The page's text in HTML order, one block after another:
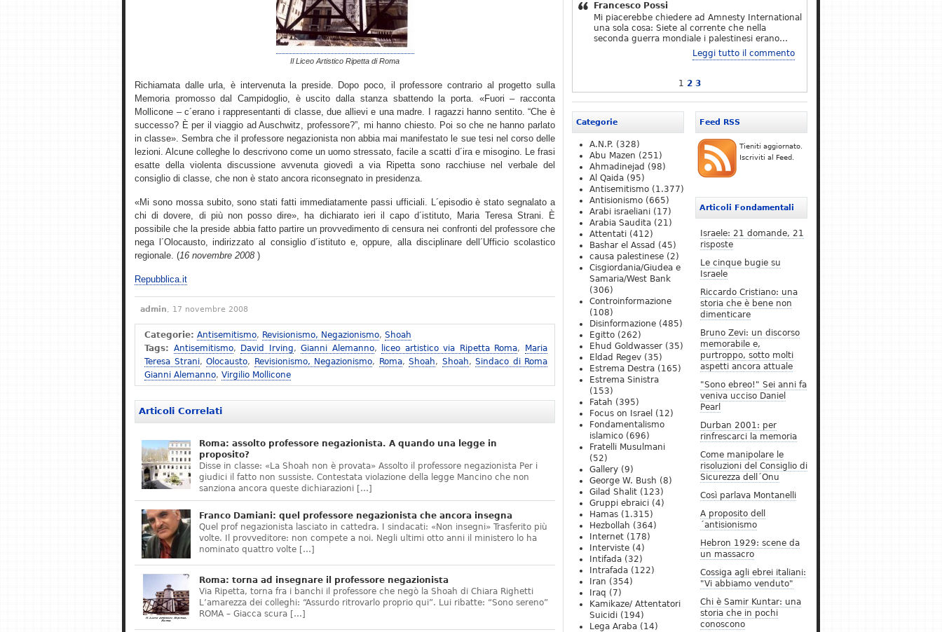
Il Liceo Artistico Ripetta di Roma
Richiamata dalle urla, è intervenuta la preside. Dopo poco, il professore contrario al progetto sulla
Memoria promosso dal Campidoglio, è uscito dalla stanza sbattendo la porta. «Fuori – racconta
Mollicone – c´erano i rappresentanti di classe, due allievi e una madre. I ragazzi hanno sentito. “Che è
successo? È per il viaggio ad Auschwitz, professore?”, mi hanno chiesto. Poi so che ne hanno parlato
in classe». Sembra che il professore negazionista non abbia mai manifestato le sue tesi nel corso delle
lezioni. Alcune colleghe lo descrivono come un uomo stressato, facile a scatti d´ira e misogino. Le frasi
esatte della violenta discussione avvenuta giovedì a via Ripetta sono racchiuse nel verbale del
consiglio di classe, che non è stato ancora riconsegnato in presidenza.
«Mi sono mossa subito, sono stati fatti immediatamente passi ufficiali. L´episodio è stato segnalato a
chi di dovere, di più non posso dire», ha dichiarato ieri il capo d´istituto, Maria Teresa Strani. È
possibile che la preside abbia fatto partire un provvedimento di censura nei confronti del professore che
nega l´Olocausto, indirizzato al consiglio d´istituto e, oppure, alla disciplinare dell´Ufficio scolastico
regionale. (16 novembre 2008 )
Repubblica.it
admin, 17 novembre 2008
Categorie: Antisemitismo, Revisionismo, Negazionismo, Shoah
Tags: Antisemitismo, David Irving,Gianni Alemanno, liceo artistico via Ripetta Roma,
Maria
Teresa Strani, Olocausto, Revisionismo, Negazionismo, Roma, Shoah, Shoah, Sindaco di Roma
Gianni Alemanno, Virgilio Mollicone
Articoli Correlati
Roma: assolto professore negazionista. A quando una legge in
proposito?
Disse in classe: «La Shoah non è provata» Assolto il professore negazionista Per i
giudici il fatto non sussiste. Contestata violazione della legge Mancino che non
sanziona ancora queste dichiarazioni […]
Franco Damiani: quel professore negazionista che ancora insegna
Quel prof negazionista lasciato in cattedra. I sindacati: «Non insegni» Trasferito più
volte. Il provveditore: non compete a noi. Negli ultimi otto anni il ministero lo ha
nominato quattro volte […]
Roma: torna ad insegnare il professore negazionista
Via Ripetta, torna fra i banchi il professore che negò la Shoah di Chiara Righetti
L’amarezza dei colleghi: “Assurdo ritrovarlo proprio qui”. Lui ribatte: “Sono sereno”
ROMA – Giacca scura […]
Francesco Possi
Mi piacerebbe chiedere ad Amnesty International
una sola cosa: Siete al corrente che nella
seconda guerra mondiale i palestinesi erano…
Leggi tutto il commento
1 2 3
Feed RSS
Tieniti aggiornato.
Iscriviti al Feed.
Articoli Fondamentali
Israele: 21 domande, 21
risposte
Le cinque bugie su
Israele
Riccardo Cristiano: una
storia che è bene non
dimenticare
Bruno Zevi: un discorso
memorabile e,
purtroppo, sotto molti
aspetti ancora attuale
"Sono ebreo!" Sei anni fa
veniva ucciso Daniel
Pearl
Durban 2001: per
rinfrescarci la memoria
Come manipolare le
risoluzioni del Consiglio di
Sicurezza dell´Onu
Così parlava Montanelli
A proposito dell
´antisionismo
Hebron 1929: scene da
un massacro
Cossiga agli ebrei italiani:
"Vi abbiamo venduto"
Chi è Samir Kuntar: una
storia che in pochi
conoscono
Categorie
A.N.P. (328)
Abu Mazen (251)
Ahmadinejad (98)
Al Qaida (95)
Antisemitismo (1.377)
Antisionismo (665)
Arabi israeliani (17)
Arabia Saudita (21)
Attentati (412)
Bashar el Assad (45)
causa palestinese (2)
Cisgiordania/Giudea e
Samaria/West Bank
(306)
Controinformazione
(108)
Disinformazione (485)
Egitto (262)
Ehud Goldwasser (35)
Eldad Regev (35)
Estrema Destra (165)
Estrema Sinistra
(153)
Fatah (395)
Focus on Israel (12)
Fondamentalismo
islamico (696)
Fratelli Musulmani
(52)
Gallery (9)
George W. Bush (8)
Gilad Shalit (123)
Gruppi ebraici (4)
Hamas (1.315)
Hezbollah (364)
Internet (178)
Interviste (4)
Intifada (32)
Intrafada (122)
Iran (354)
Iraq (7)
Kamikaze/ Attentatori
Suicidi (194)
Lega Araba (14)